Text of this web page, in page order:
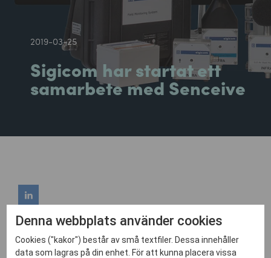
2019-03-25
Sigicom har startat ett
samarbete med Senceive
Vi har i dag glädjen att meddela att vi startat ett
samarbete medSenceive .
Denna webbplats använder cookies
Cookies ("kakor") består av små textfiler. Dessa innehåller
data som lagras på din enhet. För att kunna placera vissa